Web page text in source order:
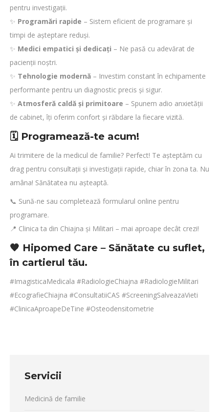
pentru investigații.
✨ Programări rapide – Sistem eficient de programare și
timpi de așteptare reduși.
✨ Medici empatici și dedicați – Ne pasă cu adevărat de
pacienții noștri.
✨ Tehnologie modernă – Investim constant în echipamente
performante pentru un diagnostic precis și sigur.
✨ Atmosferă caldă și primitoare – Spunem adio anxietății
de cabinet, îți oferim confort și răbdare la fiecare vizită.
🗓️ Programează-te acum!
Ai trimitere de la medicul de familie? Perfect! Te așteptăm cu
drag pentru consultații și investigații rapide, chiar în zona ta. Nu
amâna! Sănătatea nu așteaptă.
📞 Sună-ne sau completează formularul online pentru
programare.
📍 Clinica ta din Chiajna și Militari – mai aproape decât crezi!
🧡 Hipomed Care – Sănătate cu suflet,
în cartierul tău.
#ImagisticaMedicala #RadiologieChiajna #RadiologieMilitari
#EcografieChiajna #ConsultatiiCAS #ScreeningSalveazaVieti
#ClinicaAproapeDeTine #Osteodensitometrie
Servicii
Medicină de familie